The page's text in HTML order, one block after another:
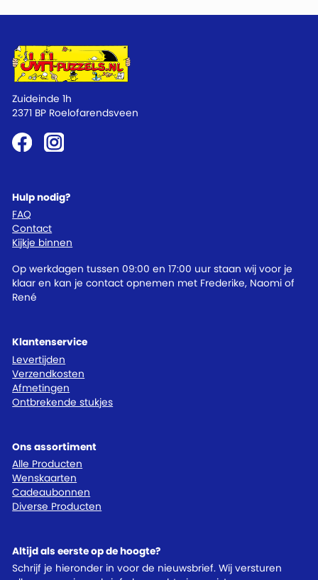
Klantenservice
Levertijden
Verzendkosten
Afmetingen
Ontbrekende stukjes
Ons assortiment
Alle Producten
Wenskaarten
Cadeaubonnen
Diverse Producten
Hulp nodig?
FAQ
Contact
Kijkje binnen
Op werkdagen tussen 09:00 en 17:00 uur staan wij voor je
klaar en kan je contact opnemen met Frederike, Naomi of
René
Zuideinde 1h
2371 BP Roelofarendsveen
Altijd als eerste op de hoogte?
Schrijf je hieronder in voor de nieuwsbrief. Wij versturen